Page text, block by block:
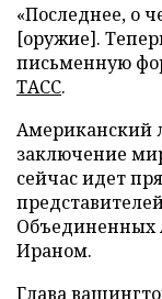
«Последнее, о
[оружие].
письменную
ТАСС.
Американский
заключение
сейчас идет
Объединенных
Ираном.
Глава